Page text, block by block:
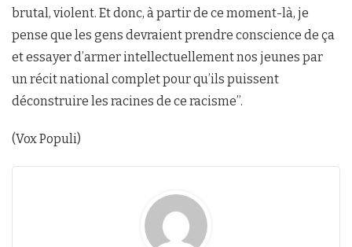
brutal, violent. Et donc, à partir de ce moment-là, je
pense que les gens devraient prendre conscience de ça
et essayer d’armer intellectuellement nos jeunes par
un récit national complet pour qu’ils puissent
déconstruire les racines de ce racisme’’.
(Vox Populi)